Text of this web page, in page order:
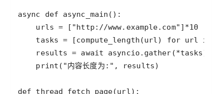
async def async_main
urls = [ "http://www.example.com" ] *10
tasks = [compute_length (url) for url in
results = await asyncio . gather (*tasks
print ( "内容长度为:" , results
def thread_fetch_page(url